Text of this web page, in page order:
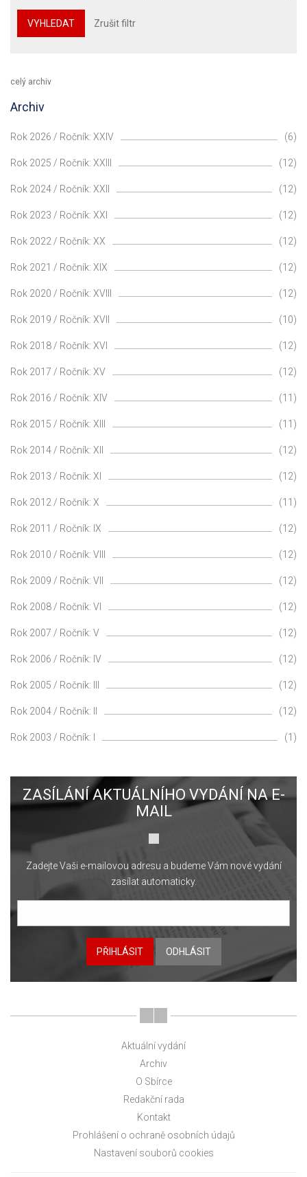
VYHLEDAT Zrušit filtr
celý archiv
Archiv
Rok 2026 / Ročník: XXIV (6)
Rok 2025 / Ročník: XXIII (12)
Rok 2024 / Ročník: XXII (12)
Rok 2023 / Ročník: XXI (12)
Rok 2022 / Ročník: XX (12)
Rok 2021 / Ročník: XIX (12)
Rok 2020 / Ročník: XVIII (12)
Rok 2019 / Ročník: XVII (10)
Rok 2018 / Ročník: XVI (12)
Rok 2017 / Ročník: XV (12)
Rok 2016 / Ročník: XIV (11)
Rok 2015 / Ročník: XIII (11)
Rok 2014 / Ročník: XII (12)
Rok 2013 / Ročník: XI (12)
Rok 2012 / Ročník: X (11)
Rok 2011 / Ročník: IX (12)
Rok 2010 / Ročník: VIII (12)
Rok 2009 / Ročník: VII (12)
Rok 2008 / Ročník: VI (12)
Rok 2007 / Ročník: V (12)
Rok 2006 / Ročník: IV (12)
Rok 2005 / Ročník: III (12)
Rok 2004 / Ročník: II (12)
Rok 2003 / Ročník: I (1)
ZASÍLÁNÍ AKTUÁLNÍHO VYDÁNÍ NA E-
MAIL
Zadejte Vaši e-mailovou adresu a budeme Vám nové vydání
zasílat automaticky.
PŘIHLÁSIT ODHLÁSIT
Aktuální vydání
Archiv
O Sbírce
Redakční rada
Kontakt
Prohlášení o ochraně osobních údajů
Nastavení souborů cookies